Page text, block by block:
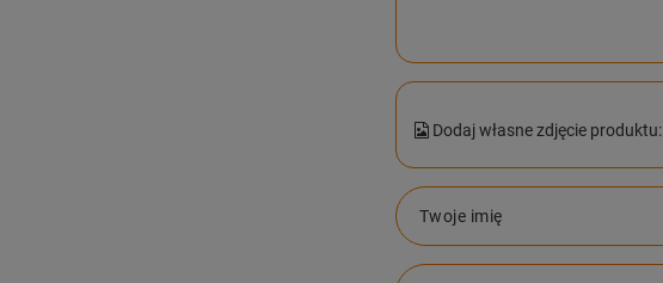
Dodaj własne zdjęcie produktu:
Twoje imię